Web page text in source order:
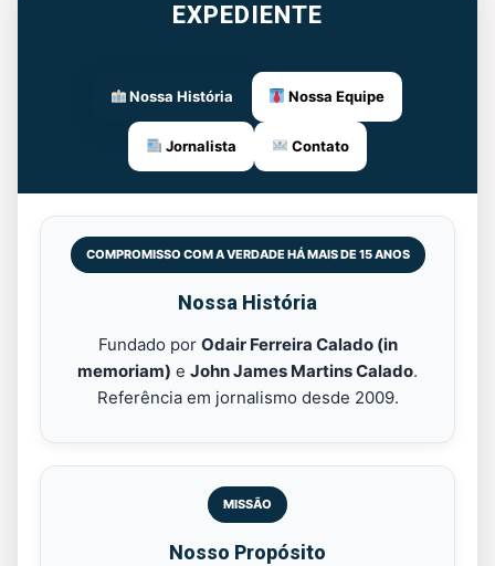
EXPEDIENTE
Nossa História Nossa Equipe
Jornalista Contato
COMPROMISSO COM A VERDADE HÁ MAIS DE 15 ANOS
Nossa História
Fundado por Odair Ferreira Calado (in
memoriam) e John James Martins Calado.
Referência em jornalismo desde 2009.
MISSÃO
Nosso Propósito